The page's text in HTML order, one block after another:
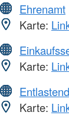
Ehrenamt
Karte:
Karte:
Karte: